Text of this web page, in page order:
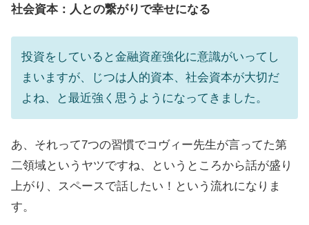
社会資本：人との繋がりで幸せになる
投資をしていると金融資産強化に意識がいってし
まいますが、じつは人的資本、社会資本が大切だ
よね、と最近強く思うようになってきました。
あ、それって7つの習慣でコヴィー先生が言ってた第
二領域というヤツですね、というところから話が盛り
上がり、スペースで話したい！という流れになりま
す。